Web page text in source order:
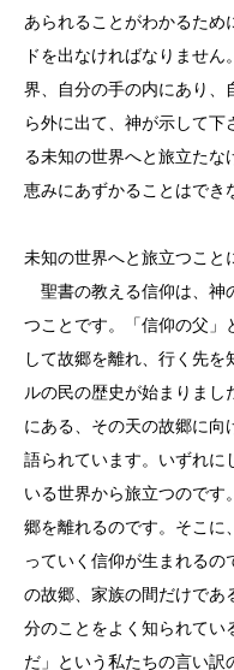
あられることがわかるため
ドを出なければなりませ
界、自分の手の内にあり、
ら外に出て、神が示して
る未知の世界へと旅立たな
恵みにあずかることはでき
未知の世界へと旅立つこと
聖書の教える信仰は、神
つことです。「信仰の父」
して故郷を離れ、行く先
ルの民の歴史が始まりま
にある、その天の故郷に向
語られています。いずれに
いる世界から旅立つのです
郷を離れるのです。そこに
っていく信仰が生まれる
の故郷、家族の間だけであ
分のことをよく知られてい
だ」という私たちの言い訳